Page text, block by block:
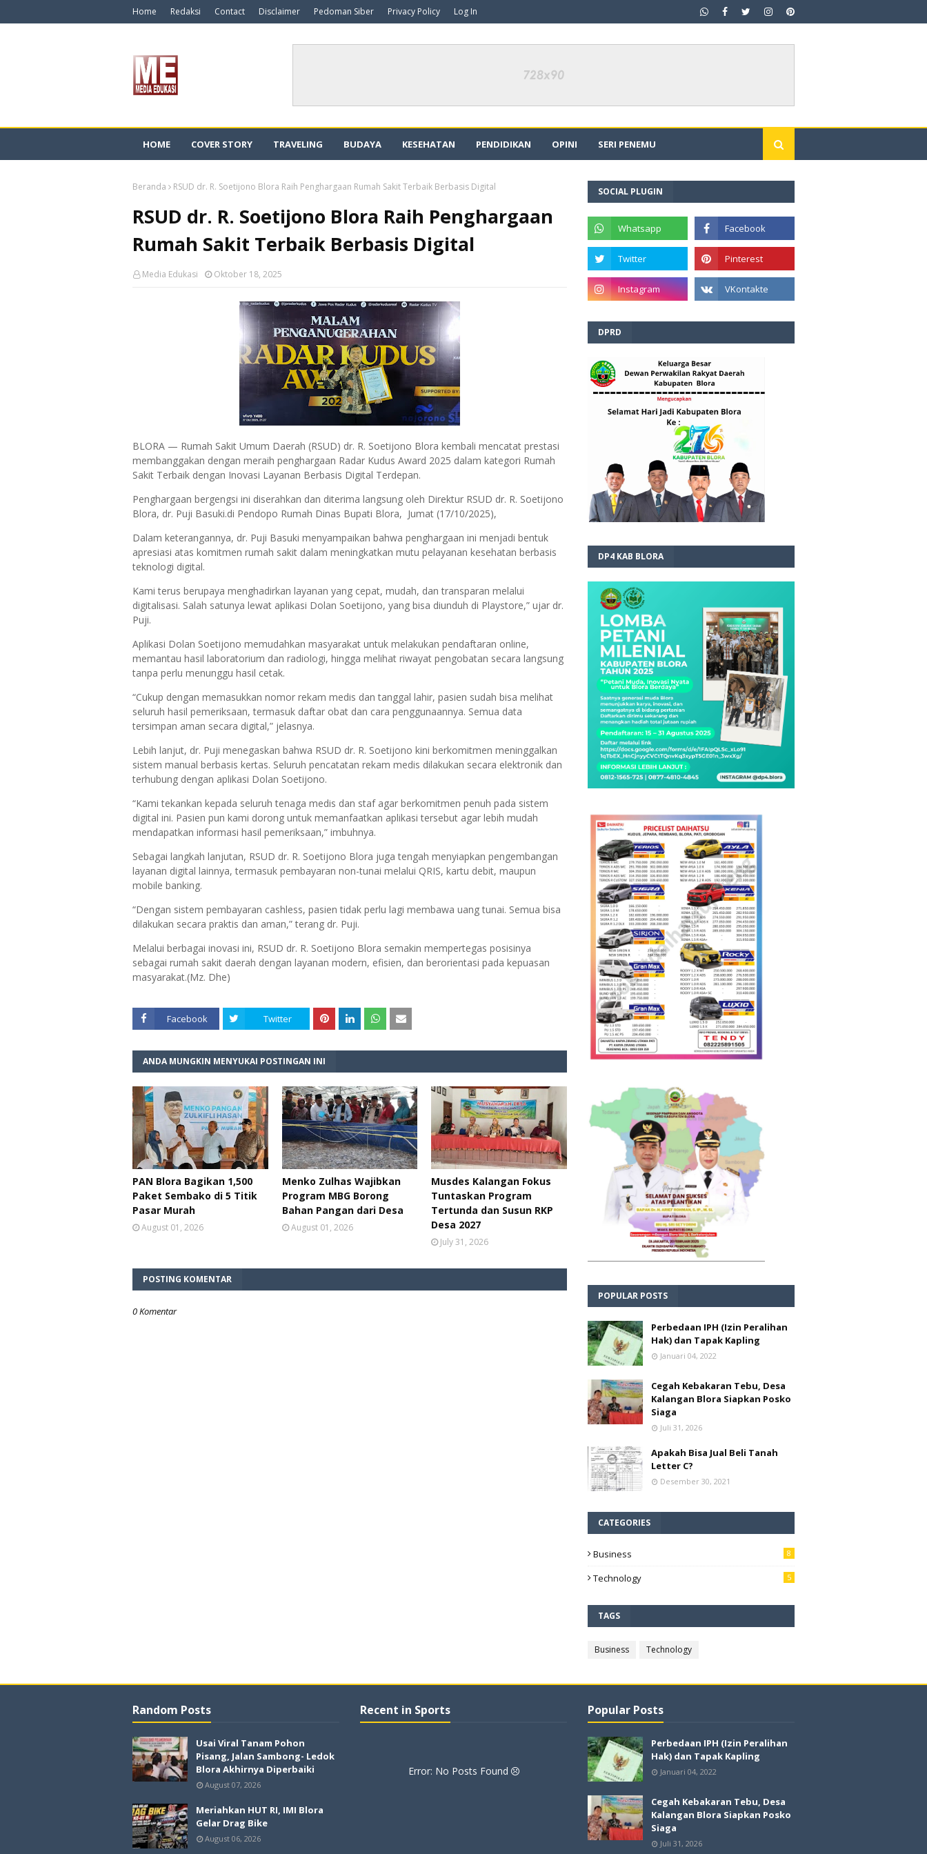
Home Redaksi Contact Disclaimer Pedoman Siber Privacy Policy Log In
HOME COVER STORY TRAVELING BUDAYA KESEHATAN PENDIDIKAN OPINI SERI PENEMU
Beranda RSUD dr. R. Soetijono Blora Raih Penghargaan Rumah Sakit Terbaik Berbasis Digital
RSUD dr. R. Soetijono Blora Raih Penghargaan
Rumah Sakit Terbaik Berbasis Digital
Media Edukasi Oktober 18, 2025
BLORA — Rumah Sakit Umum Daerah (RSUD) dr. R. Soetijono Blora kembali mencatat prestasi
membanggakan dengan meraih penghargaan Radar Kudus Award 2025 dalam kategori Rumah
Sakit Terbaik dengan Inovasi Layanan Berbasis Digital Terdepan.
Penghargaan bergengsi ini diserahkan dan diterima langsung oleh Direktur RSUD dr. R. Soetijono
Blora, dr. Puji Basuki.di Pendopo Rumah Dinas Bupati Blora, Jumat (17/10/2025),
Dalam keterangannya, dr. Puji Basuki menyampaikan bahwa penghargaan ini menjadi bentuk
apresiasi atas komitmen rumah sakit dalam meningkatkan mutu pelayanan kesehatan berbasis
teknologi digital.
Kami terus berupaya menghadirkan layanan yang cepat, mudah, dan transparan melalui
digitalisasi. Salah satunya lewat aplikasi Dolan Soetijono, yang bisa diunduh di Playstore,” ujar dr.
Puji.
Aplikasi Dolan Soetijono memudahkan masyarakat untuk melakukan pendaftaran online,
memantau hasil laboratorium dan radiologi, hingga melihat riwayat pengobatan secara langsung
tanpa perlu menunggu hasil cetak.
“Cukup dengan memasukkan nomor rekam medis dan tanggal lahir, pasien sudah bisa melihat
seluruh hasil pemeriksaan, termasuk daftar obat dan cara penggunaannya. Semua data
tersimpan aman secara digital,” jelasnya.
Lebih lanjut, dr. Puji menegaskan bahwa RSUD dr. R. Soetijono kini berkomitmen meninggalkan
sistem manual berbasis kertas. Seluruh pencatatan rekam medis dilakukan secara elektronik dan
terhubung dengan aplikasi Dolan Soetijono.
“Kami tekankan kepada seluruh tenaga medis dan staf agar berkomitmen penuh pada sistem
digital ini. Pasien pun kami dorong untuk memanfaatkan aplikasi tersebut agar lebih mudah
mendapatkan informasi hasil pemeriksaan,” imbuhnya.
Sebagai langkah lanjutan, RSUD dr. R. Soetijono Blora juga tengah menyiapkan pengembangan
layanan digital lainnya, termasuk pembayaran non-tunai melalui QRIS, kartu debit, maupun
mobile banking.
“Dengan sistem pembayaran cashless, pasien tidak perlu lagi membawa uang tunai. Semua bisa
dilakukan secara praktis dan aman,” terang dr. Puji.
Melalui berbagai inovasi ini, RSUD dr. R. Soetijono Blora semakin mempertegas posisinya
sebagai rumah sakit daerah dengan layanan modern, efisien, dan berorientasi pada kepuasan
masyarakat.(Mz. Dhe)
Facebook Twitter
ANDA MUNGKIN MENYUKAI POSTINGAN INI
PAN Blora Bagikan 1,500
Paket Sembako di 5 Titik
Pasar Murah
August 01, 2026
Menko Zulhas Wajibkan
Program MBG Borong
Bahan Pangan dari Desa
August 01, 2026
Musdes Kalangan Fokus
Tuntaskan Program
Tertunda dan Susun RKP
Desa 2027
July 31, 2026
POSTING KOMENTAR
0 Komentar
SOCIAL PLUGIN
DPRD
DP4 KAB BLORA
POPULAR POSTS
Perbedaan IPH (Izin Peralihan
Hak) dan Tapak Kapling
Januari 04, 2022
Cegah Kebakaran Tebu, Desa
Kalangan Blora Siapkan Posko
Siaga
Juli 31, 2026
Apakah Bisa Jual Beli Tanah
Letter C?
Desember 30, 2021
CATEGORIES
Business 8
Technology 5
TAGS
Business Technology
Random Posts
Usai Viral Tanam Pohon
Pisang, Jalan Sambong- Ledok
Blora Akhirnya Diperbaiki
August 07, 2026
Meriahkan HUT RI, IMI Blora
Gelar Drag Bike
August 06, 2026
Recent in Sports
Error: No Posts Found
Popular Posts
Perbedaan IPH (Izin Peralihan
Hak) dan Tapak Kapling
Januari 04, 2022
Cegah Kebakaran Tebu, Desa
Kalangan Blora Siapkan Posko
Siaga
Juli 31, 2026